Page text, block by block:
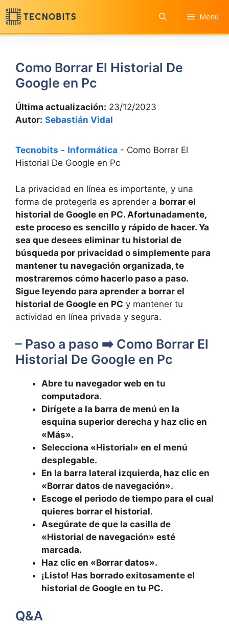
Saltar
al
contenido
Menú
Como Borrar El Historial De
Google en Pc
Última actualización: 23/12/2023
Autor: Sebastián Vidal
Tecnobits - Informática - Como Borrar El
Historial De Google en Pc
La privacidad en línea es importante, y una
forma de protegerla es aprender a borrar el
historial de Google en PC. Afortunadamente,
este proceso es sencillo y rápido de hacer. Ya
sea que desees eliminar tu historial de
búsqueda por privacidad o simplemente para
mantener tu navegación organizada, te
mostraremos cómo hacerlo paso a paso.
Sigue leyendo para aprender a borrar el
historial de Google en PC y mantener tu
actividad en línea privada y segura.
– Paso a paso ➡️ Como Borrar El
Historial De Google en Pc
Abre tu navegador web en tu
computadora.
Dirígete a la barra de menú en la
esquina superior derecha y haz clic en
«Más».
Selecciona «Historial» en el menú
desplegable.
En la barra lateral izquierda, haz clic en
«Borrar datos de navegación».
Escoge el periodo de tiempo para el cual
quieres borrar el historial.
Asegúrate de que la casilla de
«Historial de navegación» esté
marcada.
Haz clic en «Borrar datos».
¡Listo! Has borrado exitosamente el
historial de Google en tu PC.
Q&A